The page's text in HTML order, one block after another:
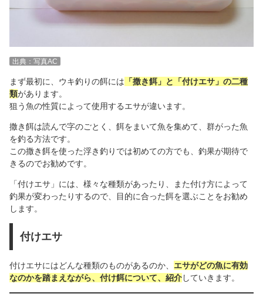
出典：写真AC
まず最初に、ウキ釣りの餌には 「撒き餌」と「付けエサ」の二種
類があります。
狙う魚の性質によって使用するエサが違います。
撒き餌は読んで字のごとく、餌をまいて魚を集めて、群がった魚
を釣る方法です。
この撒き餌を使った浮き釣りでは初めての方でも、釣果が期待で
きるのでお勧めです。
「付けエサ」には、様々な種類があったり、また付け方によって
釣果が変わったりするので、目的に合った餌を選ぶことをお勧め
します。
付けエサ
付けエサにはどんな種類のものがあるのか、 エサがどの魚に有効
なのかを踏まえながら、付け餌について、紹介していきます。